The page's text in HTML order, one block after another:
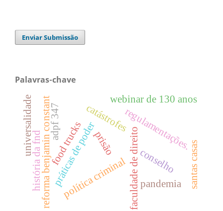
Enviar Submissão
Palavras-chave
food trucks
política criminalfaculdade de direito
regulamentações.
práticas de poder
catástrofes
conselho
reforma benjamin constant webinar de 130 anos
história da fnd
adpf 347
prisão
universalidade
pandemia santas casas